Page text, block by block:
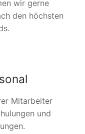
wir gerne
den höchsten
Mitarbeiter
und